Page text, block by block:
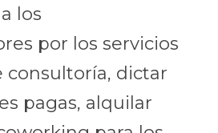
los
por los servicios
consultoría, dictar
pagas, alquilar